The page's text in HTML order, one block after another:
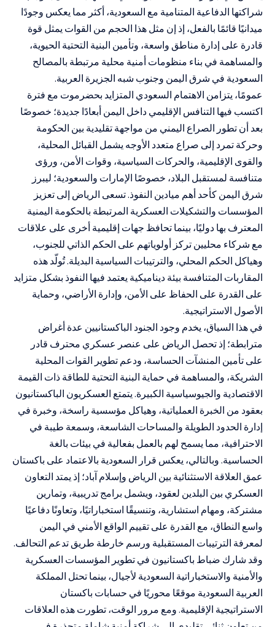
شراكتها الدفاعية المتنامية مع السعودية، أكثر مما يعكس وجودًا
ميدانيًا قائمًا بالفعل، إذ إن مثل هذا الحجم من القوات يمثل قوة
قادرة على إدارة مناطق واسعة، وتأمين البنية التحتية الحيوية،
والمساهمة في بناء منظومات أمنية محلية مرتبطة بالمصالح
السعودية في شرق اليمن وجنوب شبه الجزيرة العربية.
عمومًا، يتزامن الاهتمام السعودي المتزايد بحضرموت مع فترة
اكتسب فيها التنافس الإقليمي داخل اليمن أبعادًا جديدة؛ خصوصًا
بعد أن تطور الصراع اليمني من مواجهة تقليدية بين الحكومة
وحركة تمرد إلى صراع متعدد الأوجه يشمل القبائل المحلية،
والقوى الإقليمية، والحركات السياسية، وقوات الأمن، ورؤى
متنافسة لمستقبل البلاد، خصوصًا الإمارات والسعودية؛ ليبرز
شرق اليمن كأحد أهم ميادين النفوذ. تسعى الرياض إلى تعزيز
المؤسسات والتشكيلات العسكرية المرتبطة بالحكومة اليمنية
المعترف بها دوليًا، بينما تحافظ جهات إقليمية أخرى على علاقات
مع شركاء محليين تركز أولوياتهم على الحكم الذاتي للجنوب،
وهياكل الحكم المحلي، والترتيبات السياسية البديلة. تُولّد هذه
المقاربات المتنافسة بيئة ديناميكية يعتمد فيها النفوذ بشكل متزايد
على القدرة على الحفاظ على الأمن، وإدارة الأراضي، وحماية
الأصول الاستراتيجية.
في هذا السياق، يخدم وجود الجنود الباكستانيين عدة أغراض
مترابطة؛ إذ تحصل الرياض على عنصر عسكري محترف قادر
على تأمين المنشآت الحساسة، ودعم تطوير القوات المحلية
الشريكة، والمساهمة في حماية البنية التحتية للطاقة ذات القيمة
الاقتصادية والجيوسياسية الكبيرة. يتمتع العسكريون الباكستانيون
بعقود من الخبرة العملياتية، وهياكل مؤسسية راسخة، وخبرة في
إدارة الحدود الطويلة والمساحات الشاسعة، وسمعة طيبة في
الاحترافية، مما يسمح لهم بالعمل بفعالية في بيئات بالغة
الحساسية. وبالتالي، يعكس قرار السعودية بالاعتماد على باكستان
عمق العلاقة الاستثنائية بين الرياض وإسلام آباد؛ إذ يمتد التعاون
العسكري بين البلدين لعقود، ويشمل برامج تدريبية، وتمارين
مشتركة، ومهام استشارية، وتنسيقًا استخباراتيًا، وتعاونًا دفاعيًا
واسع النطاق، مع القدرة على تقييم الواقع الأمني في اليمن
لمعرفة الترتيبات المستقبلية ورسم خارطة طريق تدعم التحالف.
وقد شارك ضباط باكستانيون في تطوير المؤسسات العسكرية
والأمنية والاستخباراتية السعودية لأجيال، بينما تحتل المملكة
العربية السعودية موقعًا محوريًا في حسابات باكستان
الاستراتيجية الإقليمية. ومع مرور الوقت، تطورت هذه العلاقات